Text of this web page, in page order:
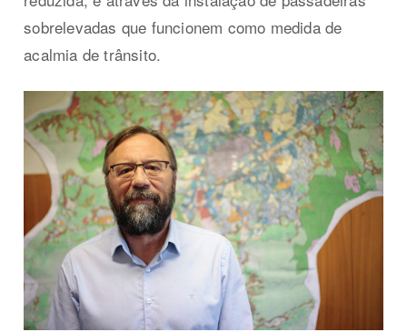
sobrelevadas que funcionem como medida de
acalmia de trânsito.